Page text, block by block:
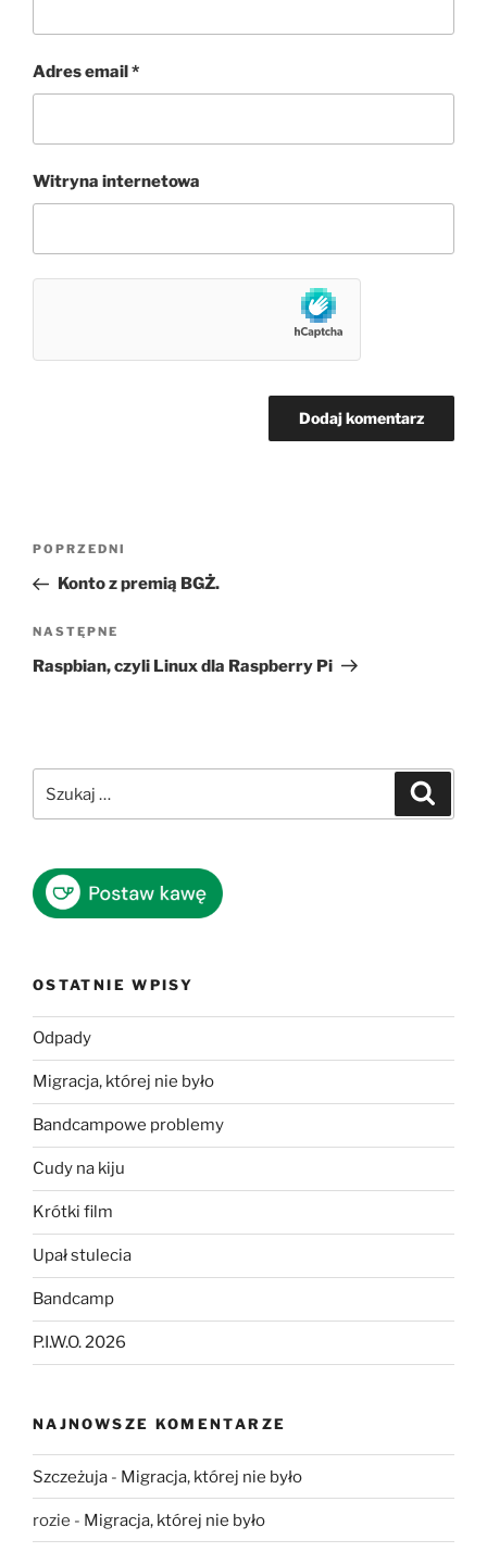
Adres email*
Witryna internetowa
Nawigacja
Poprzedni
wpis
POPRZEDNI
Konto z premią BGŻ.
Następny
wpis
NASTĘPNE
Raspbian, czyli Linux dla Raspberry Pi
OSTATNIE WPISY
Odpady
Migracja, której nie było
Bandcampowe problemy
Cudy na kiju
Krótki film
Upał stulecia
Bandcamp
P.I.W.O. 2026
NAJNOWSZE KOMENTARZE
Szczeżuja - Migracja, której nie było
rozie - Migracja, której nie było